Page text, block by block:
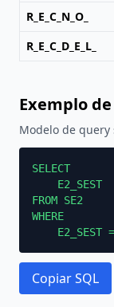
R_E_C_N_O_
R_E_C_D_E_L_
Exemplo de
Modelo de
SELECT
    E2_SEST
FROM SE2
WHERE
E2_SEST
Copiar SQL